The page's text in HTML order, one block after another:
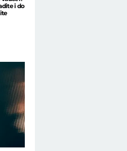
i do